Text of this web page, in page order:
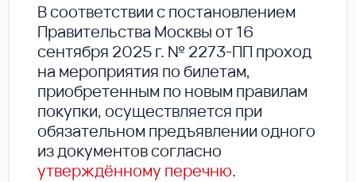
В соответствии с постановлением
Правительства Москвы от 16
сентября 2025 г. № 2273-ПП проход
на мероприятия по билетам,
приобретенным по новым правилам
покупки, осуществляется при
обязательном предъявлении одного
из документов согласно
утверждённому перечню.